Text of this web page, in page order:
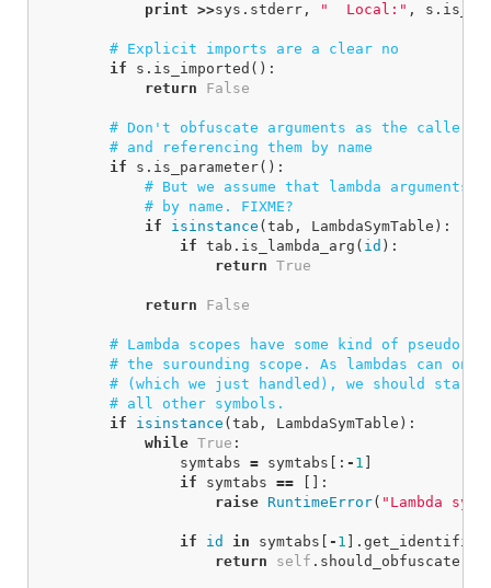
print >>sys . stderr , "  Local:" , s .
if
s . is_imported ():
return
False
if
s . is_parameter():
if
isinstance ( tab , LambdaSymTable ):
if tab . is_lambda_arg ( id ):
return True
return False
if
isinstance ( tab , LambdaSymTable ):
while True :
symtabs = symtabs [: - 1
if
symtabs ==
[]:
raise RuntimeError( "Lambda
if id in symtabs - 1 ].
return
self . should_obfuscate